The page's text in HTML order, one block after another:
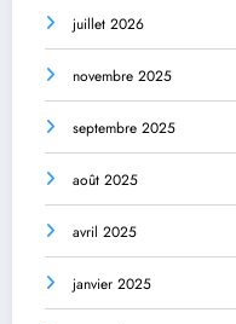
juillet 2026
novembre 2025
septembre 2025
août 2025
avril 2025
janvier 2025